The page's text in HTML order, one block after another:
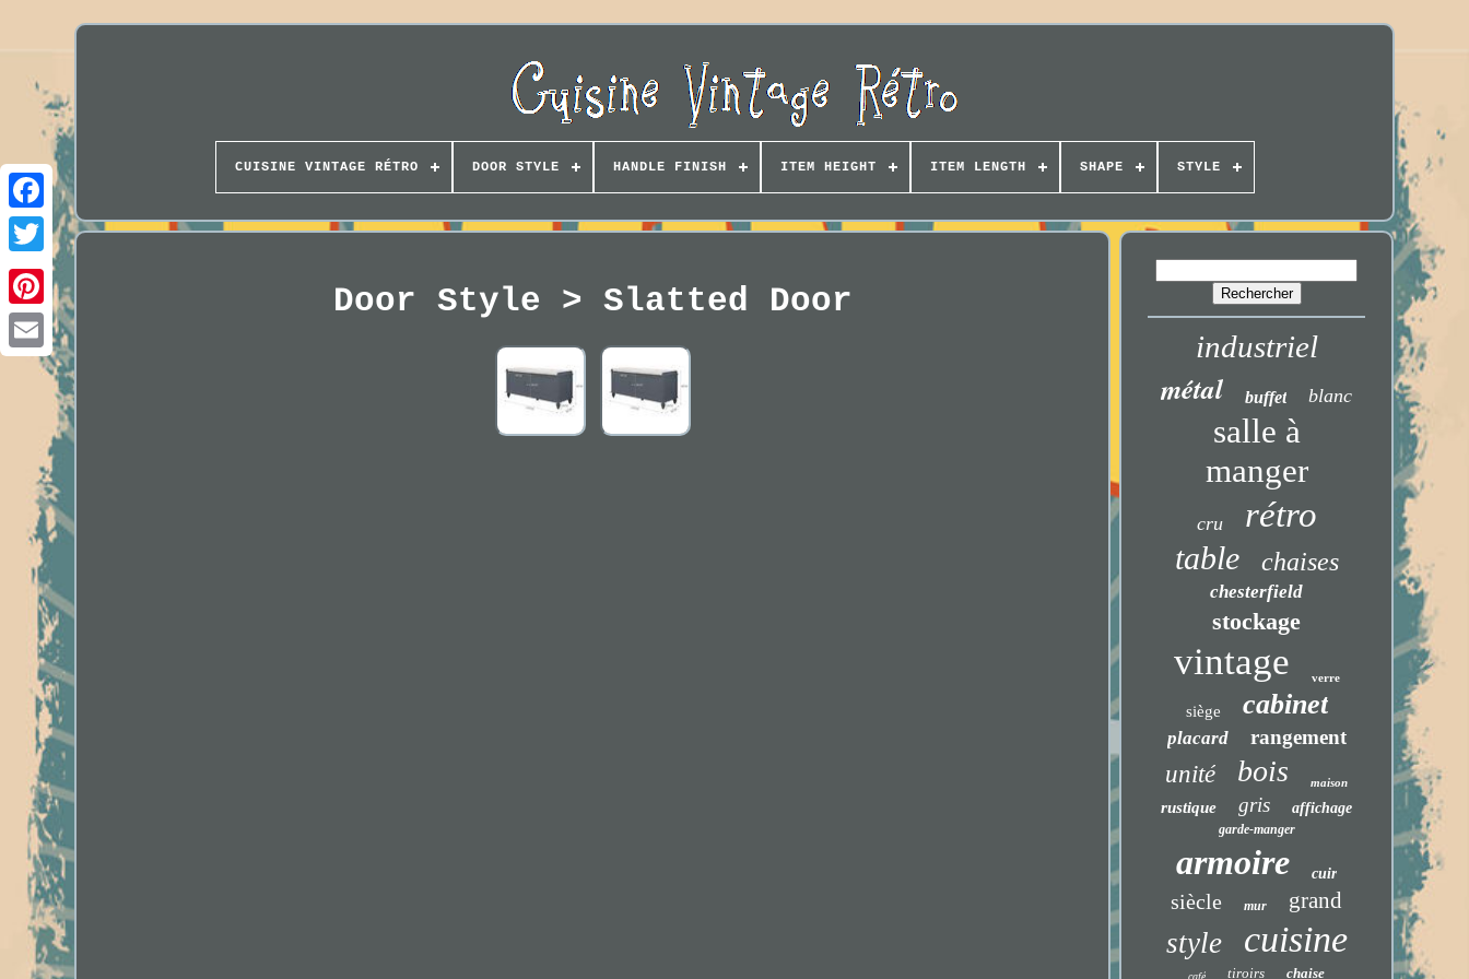
CUISINE VINTAGE RÉTRO DOOR STYLE HANDLE FINISH ITEM HEIGHT ITEM LENGTH SHAPE STYLE
Door Style > Slatted Door
industriel
métal buffet blanc
salle à
manger
cru rétro
table chaises
chesterfield
stockage
vintage verre
siège cabinet
placard rangement
unité bois maison
rustique gris affichage
garde-manger
armoire cuir
siècle mur grand
style cuisine
café tiroirs chaise